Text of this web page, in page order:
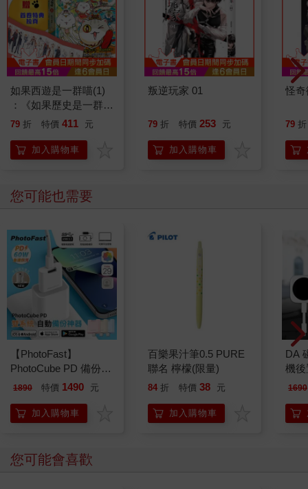
如果西遊是一群喵(1)
：《如果歷史是一群
喵》作者最新力作，附
79 折 特價 411 元
加入購物車
叛逆玩家 01
79 折 特價 253 元
加入購物車
怪
79 折
您可能也需要
【PhotoFast】
PhotoCube PD 備份方
塊 備份神器｜充電自
1890 特價 1490 元
加入購物車
百樂果汁筆0.5 PURE
聯名 檸檬(限量)
84 折 特價 38 元
加入購物車
DA
機後
用
1690
您可能會喜歡